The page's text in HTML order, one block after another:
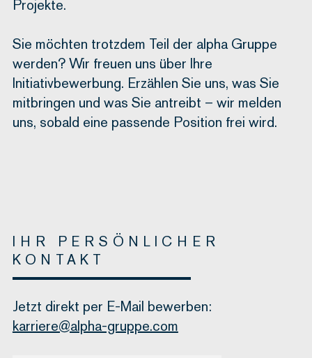
Projekte.
Sie möchten trotzdem Teil der alpha Gruppe
werden? Wir freuen uns über Ihre
Initiativbewerbung. Erzählen Sie uns, was Sie
mitbringen und was Sie antreibt – wir melden
uns, sobald eine passende Position frei wird.
IHR PERSÖNLICHER
KONTAKT
Jetzt direkt per E-Mail bewerben:
karriere@alpha-gruppe.com